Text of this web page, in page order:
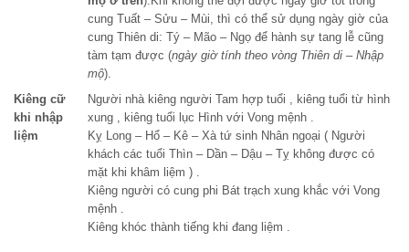
cung Tuất – Sửu – Mùi, thì có thể sử dụng ngày giờ của
cung Thiên di: Tý – Mão – Ngọ để hành sự tang lễ cũng
tàm tạm được (ngày giờ tính theo vòng Thiên di – Nhập
mộ).
Kiêng cữ
khi nhập
liệm
Người nhà kiêng người Tam hợp tuổi , kiêng tuổi từ hình
xung , kiêng tuổi lục Hình với Vong mệnh .
Kỵ Long – Hổ – Kê – Xà tứ sinh Nhân ngoại ( Người
khách các tuổi Thìn – Dần – Dậu – Tỵ không được có
mặt khi khâm liệm ) .
Kiêng người có cung phi Bát trạch xung khắc với Vong
mệnh .
Kiêng khóc thành tiếng khi đang liệm .